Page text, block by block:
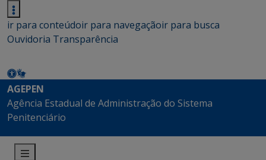
ir para conteúdoir para navegaçãoir para busca
Ouvidoria Transparência
AGEPEN
Agência Estadual de Administração do Sistema
Penitenciário